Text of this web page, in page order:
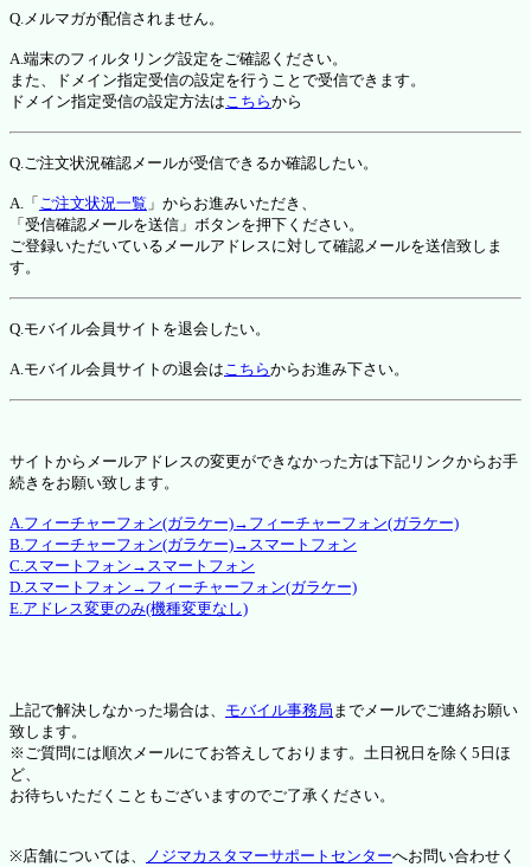
Q.メルマガが配信されません。
A.端末のフィルタリング設定をご確認ください。
また、ドメイン指定受信の設定を行うことで受信できます。
ドメイン指定受信の設定方法はこちらから
Q.ご注文状況確認メールが受信できるか確認したい。
A.「 ご注文状況一覧 」からお進みいただき、
「受信確認メールを送信」ボタンを押下ください。
ご登録いただいているメールアドレスに対して確認メールを送信致しま
す。
Q.モバイル会員サイトを退会したい。
A.モバイル会員サイトの退会はこちらからお進み下さい。
サイトからメールアドレスの変更ができなかった方は下記リンクからお手
続きをお願い致します。
A.フィーチャーフォン(ガラケー)→フィーチャーフォン(ガラケー)
B.フィーチャーフォン(ガラケー)→スマートフォン
C.スマートフォン→スマートフォン
D.スマートフォン→フィーチャーフォン(ガラケー)
E.アドレス変更のみ(機種変更なし)
上記で解決しなかった場合は、 モバイル事務局 までメールでご連絡お願い
致します。
※ご質問には順次メールにてお答えしております。土日祝日を除く5日ほ
ど、
お待ちいただくこともございますのでご了承ください。
※店舗については、 ノジマカスタマーサポートセンターへお問い合わせく